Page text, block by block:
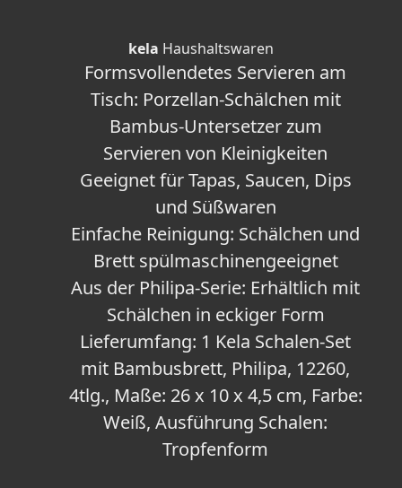
kela Haushaltswaren
Formsvollendetes Servieren am
Tisch: Porzellan-Schälchen mit
Bambus-Untersetzer zum
Servieren von Kleinigkeiten
Geeignet für Tapas, Saucen, Dips
und Süßwaren
Einfache Reinigung: Schälchen und
Brett spülmaschinengeeignet
Aus der Philipa-Serie: Erhältlich mit
Schälchen in eckiger Form
Lieferumfang: 1 Kela Schalen-Set
mit Bambusbrett, Philipa, 12260,
4tlg., Maße: 26 x 10 x 4,5 cm, Farbe:
Weiß, Ausführung Schalen:
Tropfenform